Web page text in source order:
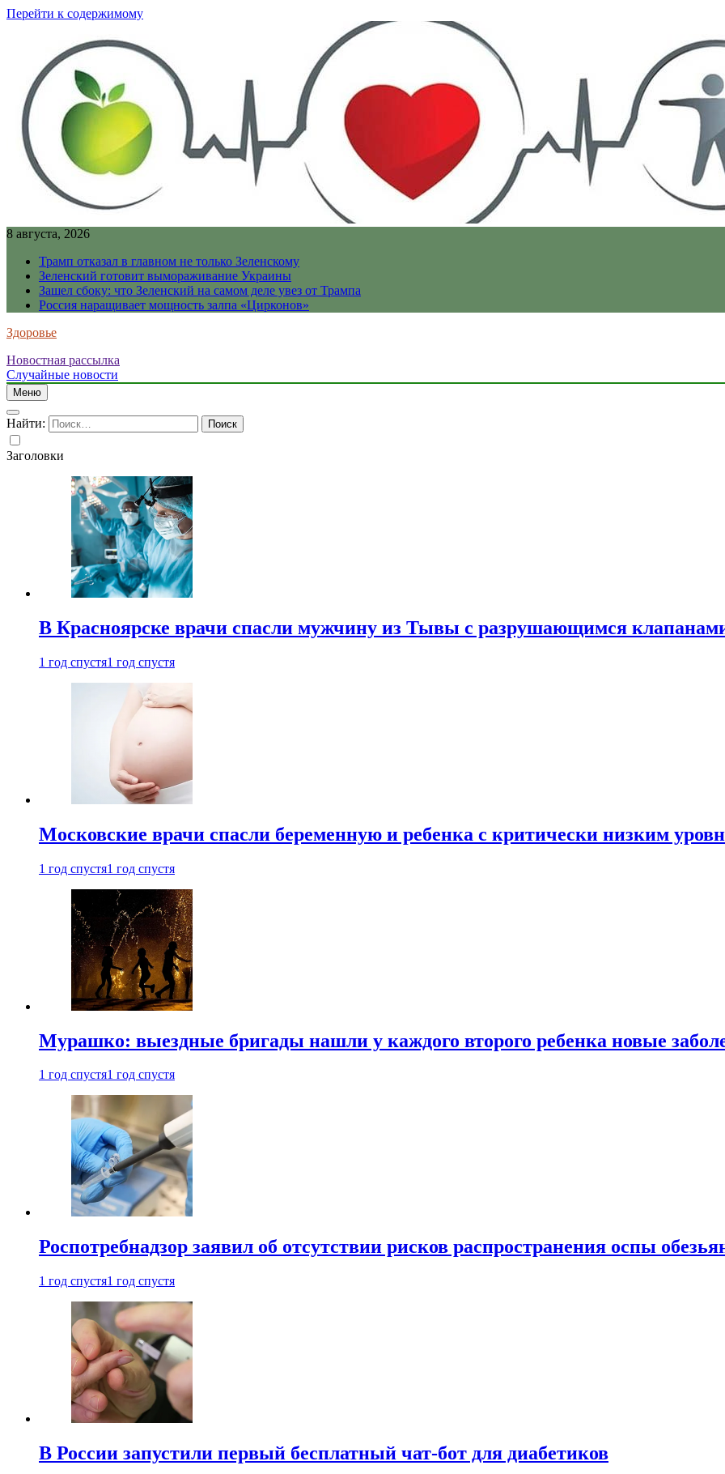
Перейти к содержимому
8 августа, 2026
Трамп отказал в главном не только Зеленскому
Зеленский готовит вымораживание Украины
Зашел сбоку: что Зеленский на самом деле увез от Трампа
Россия наращивает мощность залпа «Цирконов»
Здоровье
Новостная рассылка
Случайные новости
Меню
Найти:
Заголовки
В Красноярске врачи спасли мужчину из Тывы с разрушающимся
1 год спустя1 год спустя
Московские врачи спасли беременную и ребенка с критически низким
1 год спустя1 год спустя
Мурашко: выездные бригады нашли у каждого второго ребенка новые
1 год спустя1 год спустя
Роспотребнадзор заявил об отсутствии рисков распространения оспы
1 год спустя1 год спустя
В России запустили первый бесплатный чат-бот для диабетиков